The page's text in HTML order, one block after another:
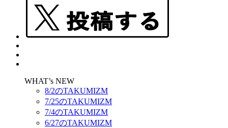
WHAT’s NEW
8/2のTAKUMIZM
7/25のTAKUMIZM
7/4のTAKUMIZM
6/27のTAKUMIZM